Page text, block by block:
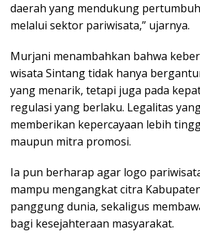
daerah yang mendukung
melalui sektor pariwisata,” ujarnya.
Murjani menambahkan bahwa
wisata Sintang tidak hanya
yang menarik, tetapi juga pada
regulasi yang berlaku. Legalitas
memberikan kepercayaan lebih
maupun mitra promosi.
Ia pun berharap agar logo
mampu mengangkat citra
panggung dunia, sekaligus
bagi kesejahteraan masyarakat.